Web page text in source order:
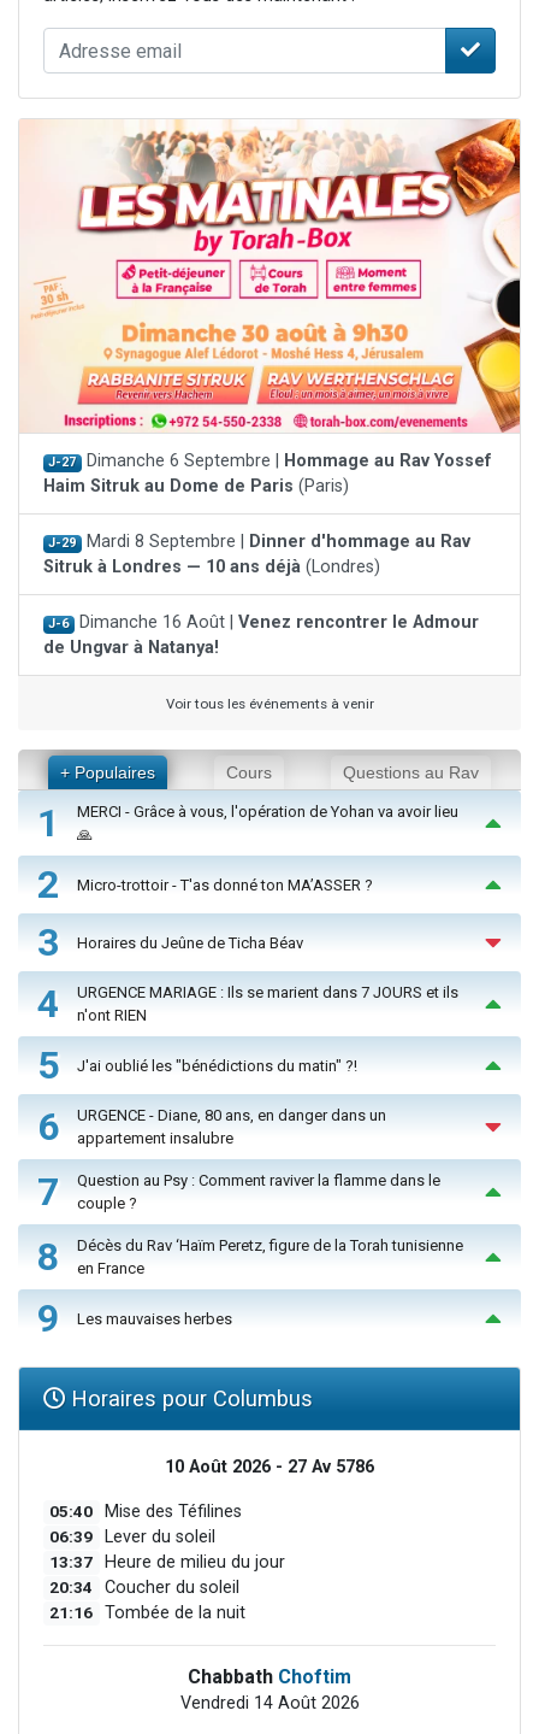
J-27 Dimanche 6 Septembre | Hommage au Rav Yossef
Haim Sitruk au Dome de Paris (Paris)
J-29 Mardi 8 Septembre | Dinner d'hommage au Rav
Sitruk à Londres — 10 ans déjà (Londres)
J-6 Dimanche 16 Août | Venez rencontrer le Admour
de Ungvar à Natanya!
Voir tous les événements à venir
+ Populaires Cours Questions au Rav
1
MERCI - Grâce à vous, l'opération de Yohan va avoir lieu
🙏
2 Micro-trottoir - T'as donné ton MA’ASSER ?
3 Horaires du Jeûne de Ticha Béav
4
URGENCE MARIAGE : Ils se marient dans 7 JOURS et ils
n'ont RIEN
5 J'ai oublié les "bénédictions du matin" ?!
6
URGENCE - Diane, 80 ans, en danger dans un
appartement insalubre
7
Question au Psy : Comment raviver la flamme dans le
couple ?
8
Décès du Rav ‘Haïm Peretz, figure de la Torah tunisienne
en France
9 Les mauvaises herbes
Horaires pour Columbus
10 Août 2026 - 27 Av 5786
05:40 Mise des Téfilines
06:39 Lever du soleil
13:37 Heure de milieu du jour
20:34 Coucher du soleil
21:16 Tombée de la nuit
Chabbath Choftim
Vendredi 14 Août 2026